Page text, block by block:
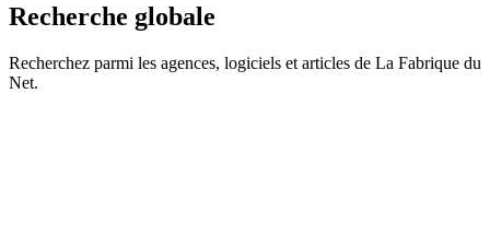
Recherche globale
Recherchez parmi les agences, logiciels et articles de La Fabrique du
Net.